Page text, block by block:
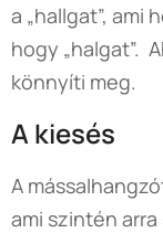
a „hallgat”, ami
hogy „halgat”.
könnyíti meg.
A kiesés
A
ami szintén